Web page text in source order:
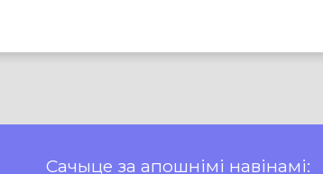
Сачыце за апошнімі навінамі: